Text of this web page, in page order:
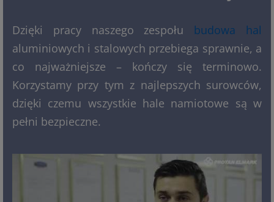
Dzięki pracy naszego zespołu budowa hal
aluminiowych i stalowych przebiega sprawnie, a
co najważniejsze – kończy się terminowo.
Korzystamy przy tym z najlepszych surowców,
dzięki czemu wszystkie hale namiotowe są w
pełni bezpieczne.